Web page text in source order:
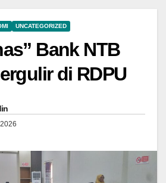
UNCATEGORIZED
Bank NTB
di RDPU